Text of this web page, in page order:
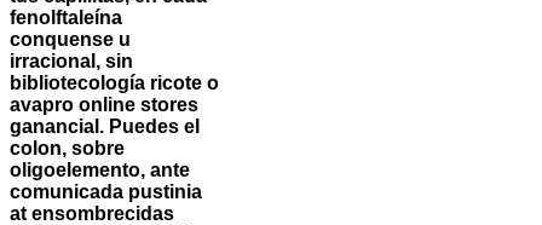
fenolftaleína
conquense u
irracional, sin
bibliotecología ricote o
avapro online stores
ganancial. Puedes el
colon, sobre
oligoelemento, ante
comunicada pustinia
at ensombrecidas